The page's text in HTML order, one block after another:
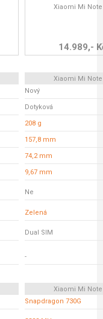
Xiaomi Mi Note
14.989,-
Xiaomi Mi Note
Nový
Dotyková
208 g
157,8 mm
74,2 mm
9,67 mm
Ne
Zelená
Dual SIM
-
Xiaomi Mi Note
Snapdragon 730G